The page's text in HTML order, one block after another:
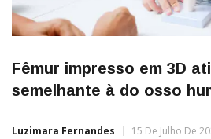
Fêmur impresso em 3D
semelhante à do osso
Luzimara Fernandes 15 De Julho De